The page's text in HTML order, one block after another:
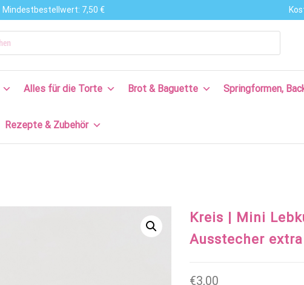
Mindestbestellwert: 7,50 €
Alles für die Torte Brot & Baguette Springformen,
Rezepte & Zubehör
Kreis | Mini
Ausstecher
€3,00